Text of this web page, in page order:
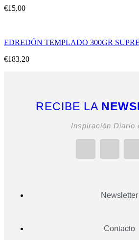
€15.00
EDREDÓN TEMPLADO 300GR
€183.20
RECIBE LA
Inspiración Diario
Newsletter
Contacto